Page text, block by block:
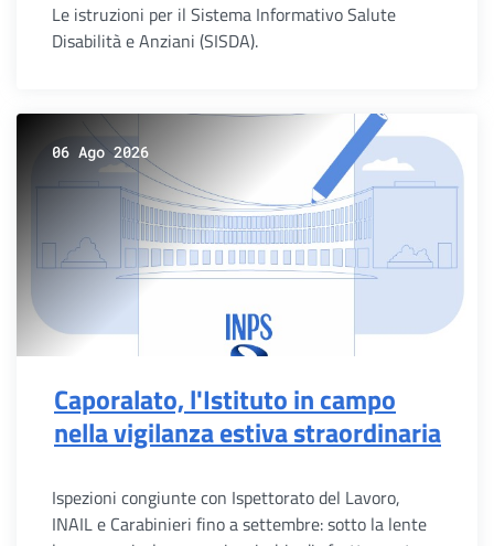
Le istruzioni per il Sistema Informativo Salute
Disabilità e Anziani (SISDA).
06 Ago 2026
Caporalato, l'Istituto in campo
nella vigilanza estiva straordinaria
Ispezioni congiunte con Ispettorato del Lavoro,
INAIL e Carabinieri fino a settembre: sotto la lente